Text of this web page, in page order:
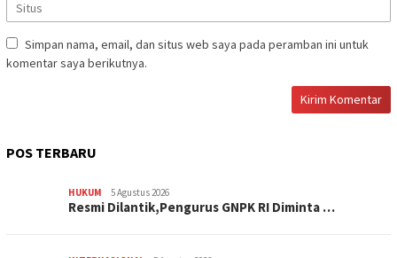
Simpan nama, email, dan situs web saya pada peramban ini untuk
komentar saya berikutnya.
POS TERBARU
HUKUM 5 Agustus 2026
Resmi Dilantik,Pengurus GNPK RI Diminta …